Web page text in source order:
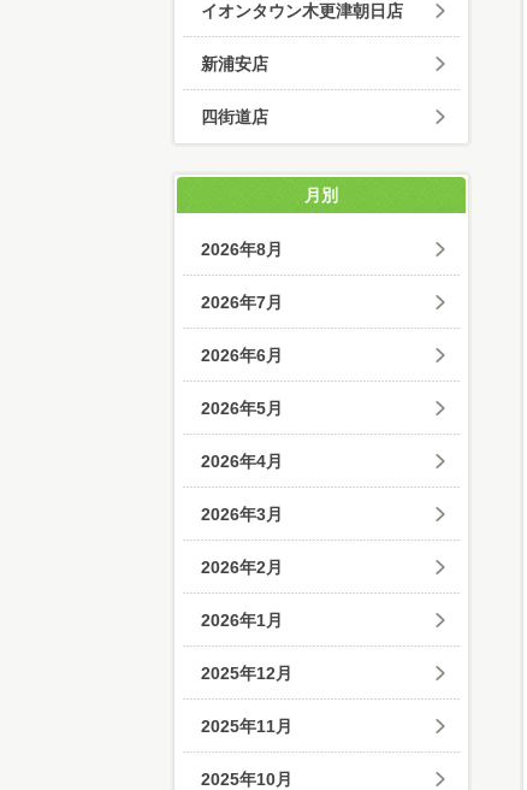
イオンタウン木更津朝日店
新浦安店
四街道店
月別
2026年8月
2026年7月
2026年6月
2026年5月
2026年4月
2026年3月
2026年2月
2026年1月
2025年12月
2025年11月
2025年10月